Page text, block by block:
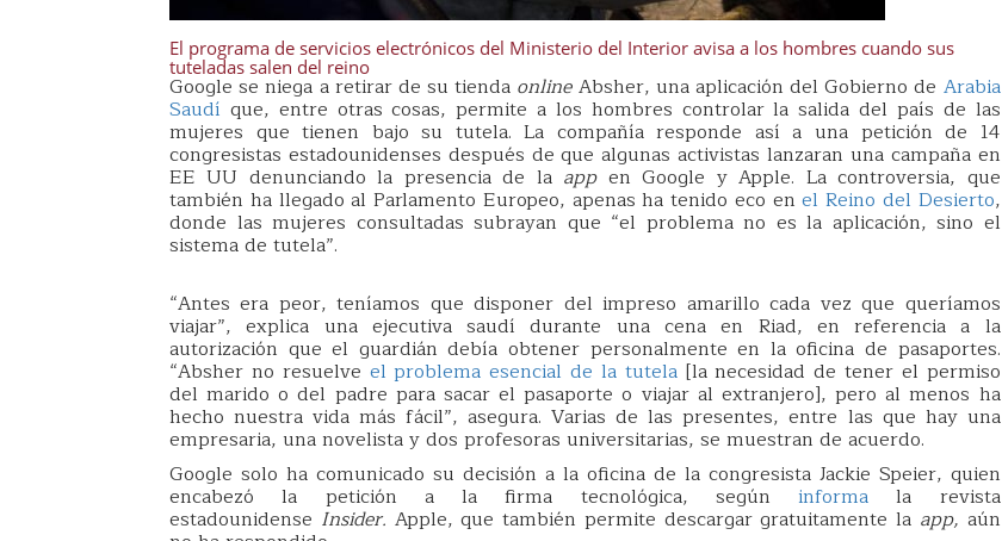
El programa de servicios electrónicos del Ministerio del Interior avisa a los hombres cuando sus
tuteladas salen del reino
Google se niega a retirar de su tienda onlineAbsher, una aplicación del Gobierno de Arabia
Saudí que, entre otras cosas, permite a los hombres controlar la salida del país de las
mujeres que tienen bajo su tutela. La compañía responde así a una petición de 14
congresistas estadounidenses después de que algunas activistas lanzaran una campaña en
EE UU denunciando la presencia de la appen Google y Apple. La controversia, que
también ha llegado al Parlamento Europeo, apenas ha tenido eco enel Reino del Desierto,
donde las mujeres consultadas subrayan que “el problema no es la aplicación, sino el
sistema de tutela”.
“Antes era peor, teníamos que disponer del impreso amarillo cada vez que queríamos
viajar”, explica una ejecutiva saudí durante una cena en Riad, en referencia a la
autorización que el guardián debía obtener personalmente en la oficina de pasaportes.
“Absher no resuelve el problema esencial de la tutela[la necesidad de tener el permiso
del marido o del padre para sacar el pasaporte o viajar al extranjero], pero al menos ha
hecho nuestra vida más fácil”, asegura. Varias de las presentes, entre las que hay una
empresaria, una novelista y dos profesoras universitarias, se muestran de acuerdo.
Google solo ha comunicado su decisión a la oficina de la congresista Jackie Speier, quien
encabezó la petición a la firma tecnológica, segúninforma la revista
estadounidense Insider. Apple, que también permite descargar gratuitamente la app, aún